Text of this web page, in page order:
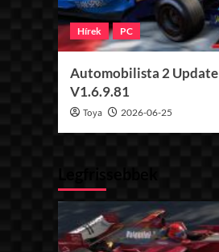
Hírek PC
Automobilista 2 Update
V1.6.9.81
Toya 2026-06-25